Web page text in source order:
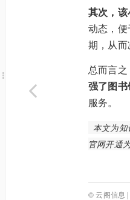
其次，该
动态，
期，从而
总而言之
强了图
服务。
本文为知
官网开通
© 云阁信息 |